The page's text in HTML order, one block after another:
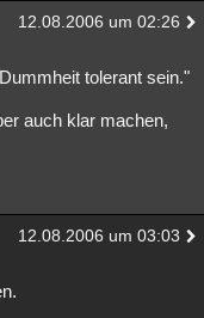
12.08.2006 um 02:26
tolerant sein."
auch klar machen,
12.08.2006 um 03:03